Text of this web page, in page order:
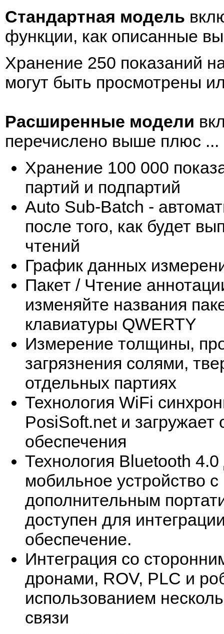
Стандартная модель
функции, как описанные
Хранение 250 показаний
могут быть просмотрены
Расширенные модели
перечислено выше плюс ...
Хранение 100 000
партий и подпартий
Auto Sub-Batch -
после того, как будет
чтений
График данных
Пакет / Чтение
изменяйте названия
клавиатуры QWERTY
Измерение толщины,
загрязнения солями,
отдельных партиях
Технология WiFi
PosiSoft.net и
обеспечения
Технология Bluetooth
мобильное устройство
дополнительным
доступен для
обеспечение.
Интеграция со
дронами, ROV, PLC и
использованием
связи